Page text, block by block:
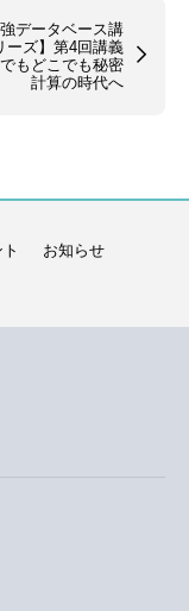
強データベース講
ーズ】第4回講義
もどこでも秘密
計算の時代へ
お知らせ